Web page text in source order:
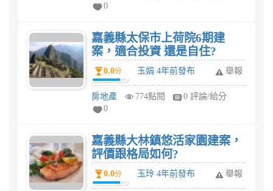
0
嘉義縣太保市上荷院6期建
案，適合投資 還是自住?
0.0分 玉娟 4年前發布 舉報
房地產 774點閱
0 評論/給分
0
嘉義縣大林鎮悠活家園建案，
評價跟格局如何?
0.0分 玉玲 4年前發布 舉報